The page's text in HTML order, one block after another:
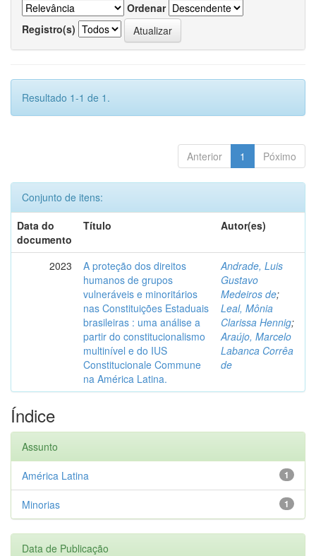
Ordenar
Registro(s)
Resultado 1-1 de 1.
Anterior 1 Póximo
Conjunto de itens:
Data do
documento
Título Autor(es)
2023
A proteção dos direitos
humanos de grupos
vulneráveis e minoritários
nas Constituições Estaduais
brasileiras : uma análise a
partir do constitucionalismo
multinível e do IUS
Constitucionale Commune
na América Latina.
Andrade, Luis
Gustavo
Medeiros de;
Leal, Mônia
Clarissa Hennig;
Araújo, Marcelo
Labanca Corrêa
de
Índice
Assunto
1
América Latina
1
Minorias
Data de Publicação